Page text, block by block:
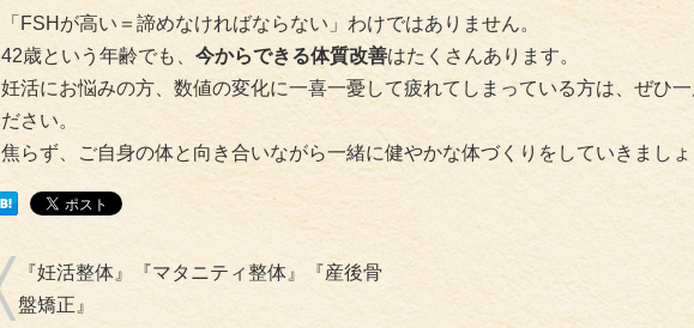
「FSHが高い＝諦めなければならない」わけではありません。
42歳という年齢でも、 今からできる体質改善はたくさんあります。
妊活にお悩みの方、数値の変化に一喜一憂して疲れてしまっている方は、ぜひ一
ださい。
焦らず、ご自身の体と向き合いながら一緒に健やかな体づくりをしていきましょ
『妊活整体』『マタニティ整体』『産後骨
盤矯正』